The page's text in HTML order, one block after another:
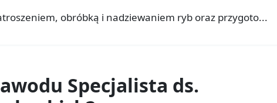
obróbką i nadziewaniem ryb oraz przygoto...
Specjalista ds.